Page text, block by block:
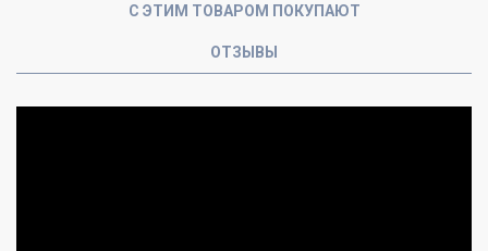
С ЭТИМ ТОВАРОМ ПОКУПАЮТ
ОТЗЫВЫ